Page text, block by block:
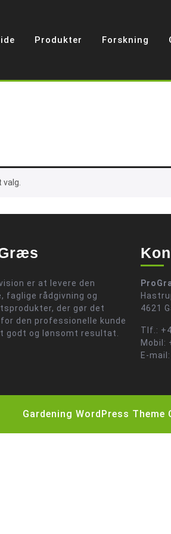
Produkter Forskning
er at levere den
faglige rådgivning og
der gør det
den professionelle kunde
godt og lønsomt resultat.
4621
Tlf.:
Mobil:
E-
Gardening WordPress Theme